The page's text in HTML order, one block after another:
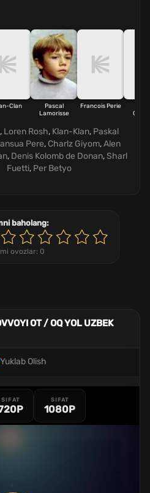
Clan
Pascal
Lamorisse
Francois Perie
, Loren Rosh, Klan-Klan, Paskal
Pere, Charlz Giyom,Alen
, Denis Kolomb de Donan,Sharl
Fuetti, Per Betyo
baholang:
ovozlar: 0
OT / OQ YOL UZBEK
Yuklab Olish
SIFAT SIFAT
1080P